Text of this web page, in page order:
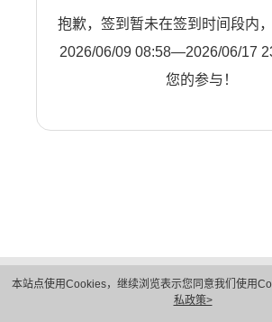
本站点使用Cookies，继续浏览表示您同意我们使用
私政策>
抱歉，签到暂未在签到时间段内
2026/06/09 08:58—2026/06/17
您的参与！
隐私保护
法律声明